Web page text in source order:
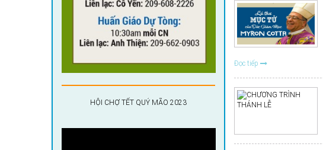
HỘI CHỢ TẾT QUÝ MÃO 2023
Đọc tiếp